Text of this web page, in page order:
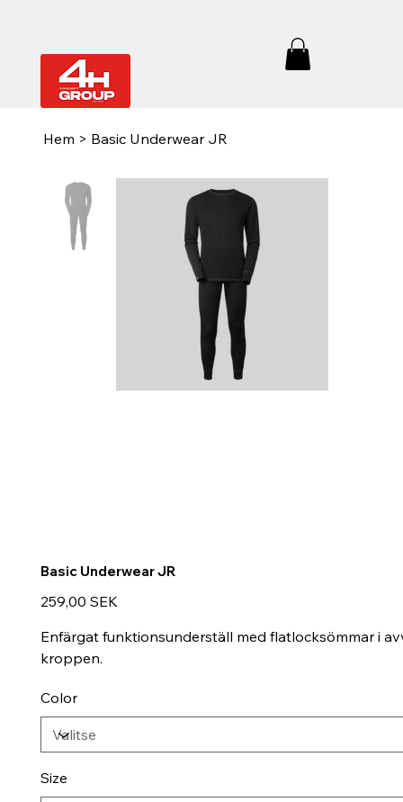
Hem > Basic Underwear JR
Basic Underwear JR
Hinta
259,00 SEK
Enfärgat funktionsunderställ med flatlocksömmar i
kroppen.
Color
Size